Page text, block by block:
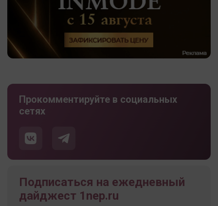
Прокомментируйте в социальных
сетях
Подписаться на ежедневный
дайджест 1nep.ru